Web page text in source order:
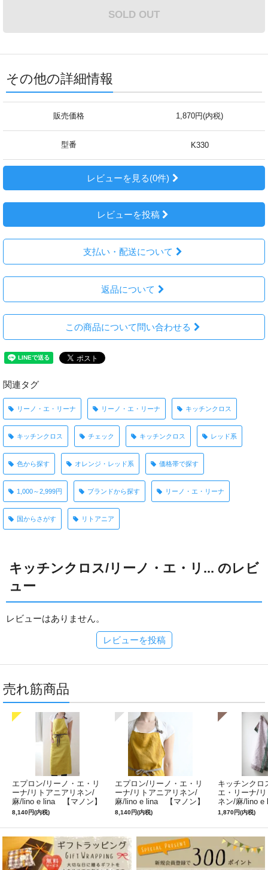
SOLD OUT
その他の詳細情報
販売価格 1,870円(内税)
型番 K330
レビューを見る(0件)
レビューを投稿
支払い・配送について
返品について
この商品について問い合わせる
関連タグ
リーノ・エ・リーナ リーノ・エ・リーナ キッチンクロス
キッチンクロス チェック キッチンクロス レッド系
色から探す オレンジ・レッド系 価格帯で探す
1,000～2,999円 ブランドから探す リーノ・エ・リーナ
国からさがす リトアニア
キッチンクロス/リーノ・エ・リ... のレビ
ュー
レビューはありません。
レビューを投稿
売れ筋商品
エプロン/リーノ・エ・リ
ーナ/リトアニアリネン/
麻/lino e lina 【マノン】
ミモザ
8,140円(内税)
エプロン/リーノ・エ・リ
ーナ/リトアニアリネン/
麻/lino e lina 【マノン】
サフランイエロー
8,140円(内税)
キッチンクロ
エ・リーナ/
ネン/麻/lino
ルフィ】パー
1,870円(内税)